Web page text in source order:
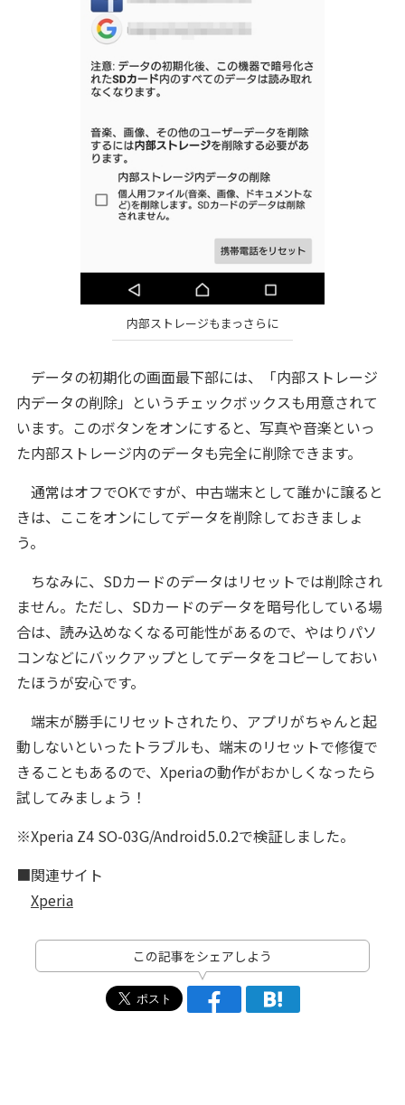
内部ストレージもまっさらに
データの初期化の画面最下部には、「内部ストレージ
内データの削除」というチェックボックスも用意されて
います。このボタンをオンにすると、写真や音楽といっ
た内部ストレージ内のデータも完全に削除できます。
通常はオフでOKですが、中古端末として誰かに譲ると
きは、ここをオンにしてデータを削除しておきましょ
う。
ちなみに、SDカードのデータはリセットでは削除され
ません。ただし、SDカードのデータを暗号化している場
合は、読み込めなくなる可能性があるので、やはりパソ
コンなどにバックアップとしてデータをコピーしておい
たほうが安心です。
端末が勝手にリセットされたり、アプリがちゃんと起
動しないといったトラブルも、端末のリセットで修復で
きることもあるので、Xperiaの動作がおかしくなったら
試してみましょう！
※Xperia Z4 SO-03G/Android5.0.2で検証しました。
■関連サイト
Xperia
この記事をシェアしよう